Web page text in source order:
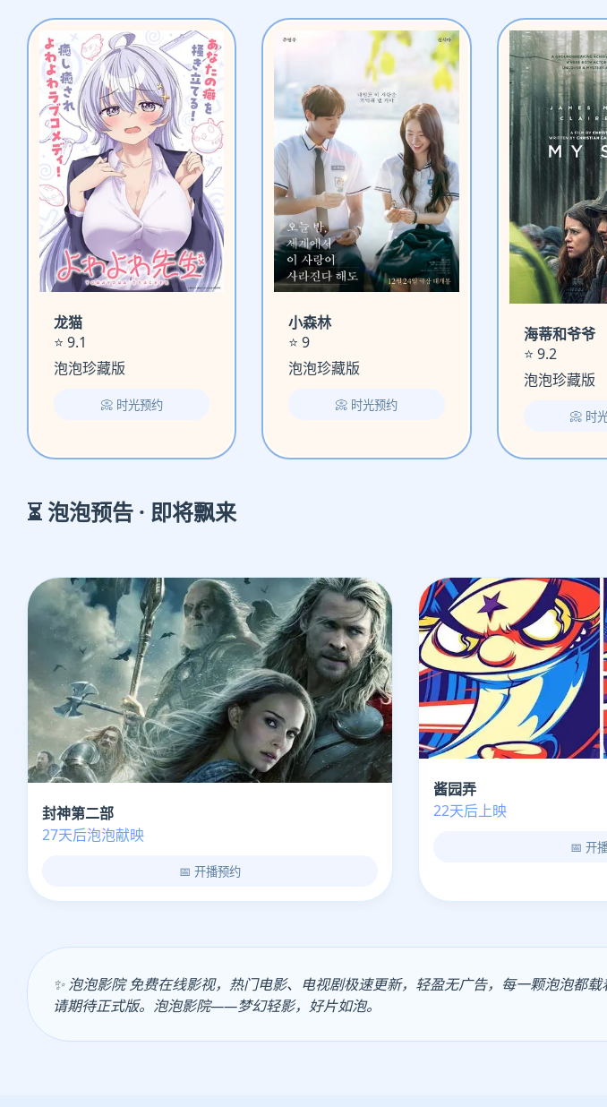
龙猫
⭐ 9.1
泡泡珍藏版
📀 时光预约
小森林
⭐ 9
泡泡珍藏版
📀 时光预约
海蒂和爷爷
⭐ 9.2
泡泡珍藏版
📀 时
⏳ 泡泡预告 · 即将飘来
封神第二部
27天后泡泡献映
📅 开播预约
酱园弄
22天后上映
📅 开
✨ 泡泡影院 免费在线影视，热门电影、电视剧极速更新，轻盈无广告，每一颗泡泡都
请期待正式版。泡泡影院——梦幻轻影，好片如泡。